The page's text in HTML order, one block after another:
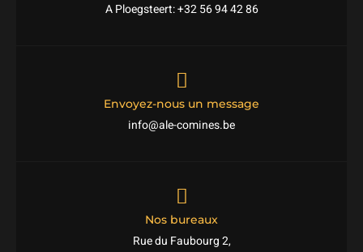
A Ploegsteert: +32 56 94 42 86
Envoyez-nous un message
info@ale-comines.be
Nos bureaux
Rue du Faubourg 2,